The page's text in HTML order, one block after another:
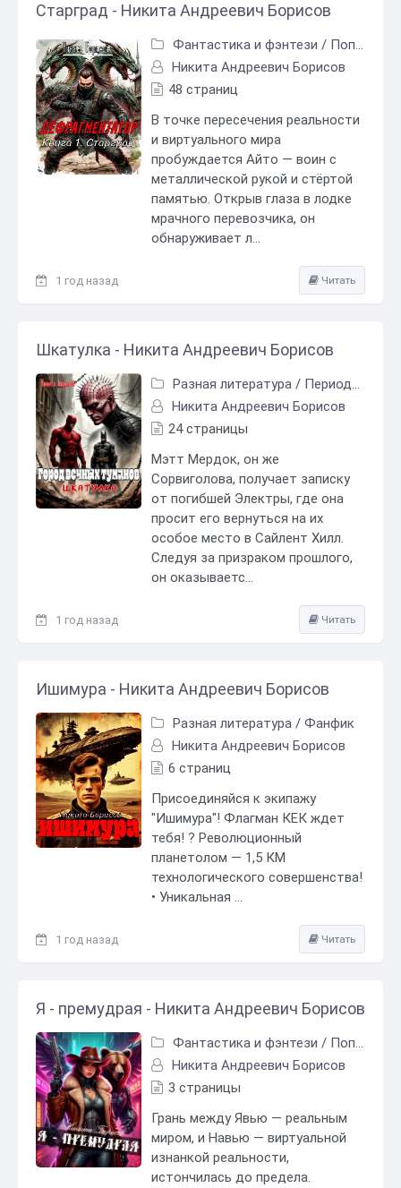
Старград - Никита Андреевич Борисов
Фантастика и фэнтези / Попаданцы
Никита Андреевич Борисов
48 страниц
В точке пересечения реальности
и виртуального мира
пробуждается Айто — воин с
металлической рукой и стёртой
памятью. Открыв глаза в лодке
мрачного перевозчика, он
обнаруживает л...
1 год назад Читать
Шкатулка - Никита Андреевич Борисов
Разная литература/ Периодические издания
Никита Андреевич Борисов
24 страницы
Мэтт Мердок, он же
Сорвиголова, получает записку
от погибшей Электры, где она
просит его вернуться на их
особое место в Сайлент Хилл.
Следуя за призраком прошлого,
он оказываетс...
1 год назад Читать
Ишимура - Никита Андреевич Борисов
Разная литература/ Фанфик
Никита Андреевич Борисов
6 страниц
Присоединяйся к экипажу
"Ишимура"! Флагман КЕК ждет
тебя! ? Революционный
планетолом — 1,5 КМ
технологического совершенства!
• Уникальная ...
1 год назад Читать
Я - премудрая - Никита Андреевич Борисов
Фантастика и фэнтези / Попаданцы
Никита Андреевич Борисов
3 страницы
Грань между Явью — реальным
миром, и Навью — виртуальной
изнанкой реальности,
истончилась до предела.